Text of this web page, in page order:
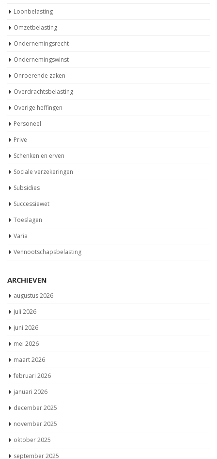
Loonbelasting
Omzetbelasting
Ondernemingsrecht
Ondernemingswinst
Onroerende zaken
Overdrachtsbelasting
Overige heffingen
Personeel
Prive
Schenken en erven
Sociale verzekeringen
Subsidies
Successiewet
Toeslagen
Varia
Vennootschapsbelasting
ARCHIEVEN
augustus 2026
juli 2026
juni 2026
mei 2026
maart 2026
februari 2026
januari 2026
december 2025
november 2025
oktober 2025
september 2025